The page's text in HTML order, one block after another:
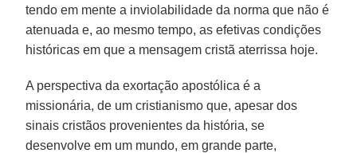
tendo em mente a inviolabilidade da norma que não é
atenuada e, ao mesmo tempo, as efetivas condições
históricas em que a mensagem cristã aterrissa hoje.
A perspectiva da exortação apostólica é a
missionária, de um cristianismo que, apesar dos
sinais cristãos provenientes da história, se
desenvolve em um mundo, em grande parte,